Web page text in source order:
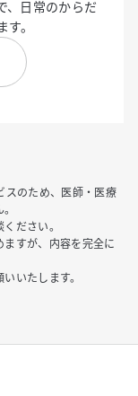
、日常のからだ
。
スのため、医師・医療
ださい。
ますが、内容を完全に
いたします。